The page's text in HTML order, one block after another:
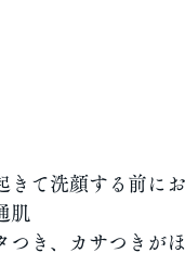
て洗顔する前に
肌
き、カサつきがほ